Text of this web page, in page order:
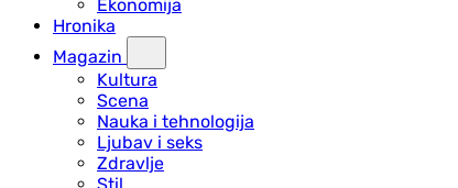
Ekonomija
Hronika
Magazin
Kultura
Scena
Nauka i tehnologija
Ljubav i seks
Zdravlje